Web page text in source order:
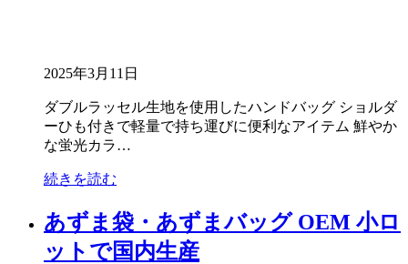
2025年3月11日
ダブルラッセル生地を使用したハンドバッグ ショルダ
ーひも付きで軽量で持ち運びに便利なアイテム 鮮やか
な蛍光カラ…
続きを読む
あずま袋・あずまバッグ OEM 小ロ
ットで国内生産